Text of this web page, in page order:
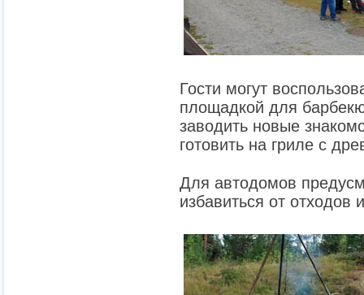
Гости могут
площадкой для
заводить новые
готовить на гриле с
Для автодомов
избавиться от отходов